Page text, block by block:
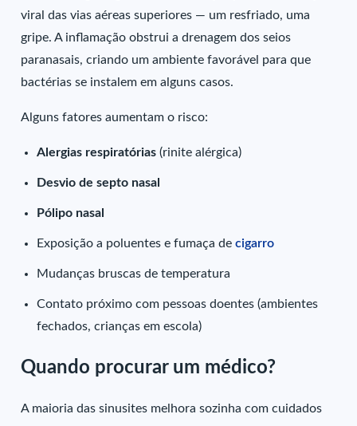
viral das vias aéreas superiores — um resfriado, uma
gripe. A inflamação obstrui a drenagem dos seios
paranasais, criando um ambiente favorável para que
bactérias se instalem em alguns casos.
Alguns fatores aumentam o risco:
Alergias respiratórias (rinite alérgica)
Desvio de septo nasal
Pólipo nasal
Exposição a poluentes e fumaça decigarro
Mudanças bruscas de temperatura
Contato próximo com pessoas doentes (ambientes
fechados, crianças em escola)
Quando procurar um médico?
A maioria das sinusites melhora sozinha com cuidados